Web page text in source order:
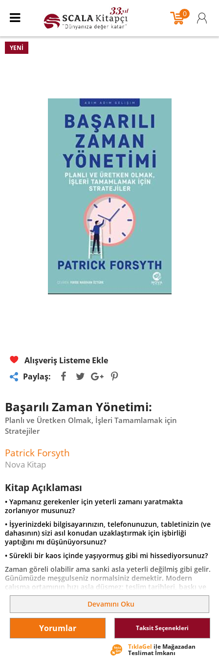
0
YENI
Alışveriş Listeme Ekle
Paylaş:
Başarılı Zaman Yönetimi:
Planlı ve Üretken Olmak, İşleri Tamamlamak için
Stratejiler
Patrick Forsyth
Nova Kitap
Kitap Açıklaması
• Yapmanız gerekenler için yeterli zamanı yaratmakta
zorlanıyor musunuz?
• İşyerinizdeki bilgisayarınızın, telefonunuzun, tabletinizin (ve
dahasının) sizi asıl konudan uzaklaştırmak için işbirliği
yaptığını mı düşünüyorsunuz?
• Sürekli bir kaos içinde yaşıyormuş gibi mi hissediyorsunuz?
Zaman göreli olabilir ama sanki asla yeterli değilmiş gibi gelir.
Günümüzde meşgulseniz normalsiniz demektir. Modern
çalışma ortamının hızı asla düşmez; teslim tarihleri, baskı ve
stres sürekli bir mücadeleyi gerekli kılar. Hayatta kalmak ve
başarılı olmak için üretken, verimli ve etkin olmalısınız. Başarı
kendiliğinden gelmez. Onu siz gerçekleştirirsiniz. Aynı durum
yaratırsınız. Zaman yönetimi, hedeflediğiniz sonuçları elde
etmeyi mümkün kılacak etkinlik ve verimliliği yaratmak için
Devamını Oku
Yorumlar Taksit Seçenekleri
TıklaGel ile Mağazadan
Teslimat İmkanı